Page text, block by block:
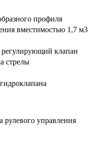
профиля
вместимостью 1,7 м3
клапан
стрелы
рулевого управления